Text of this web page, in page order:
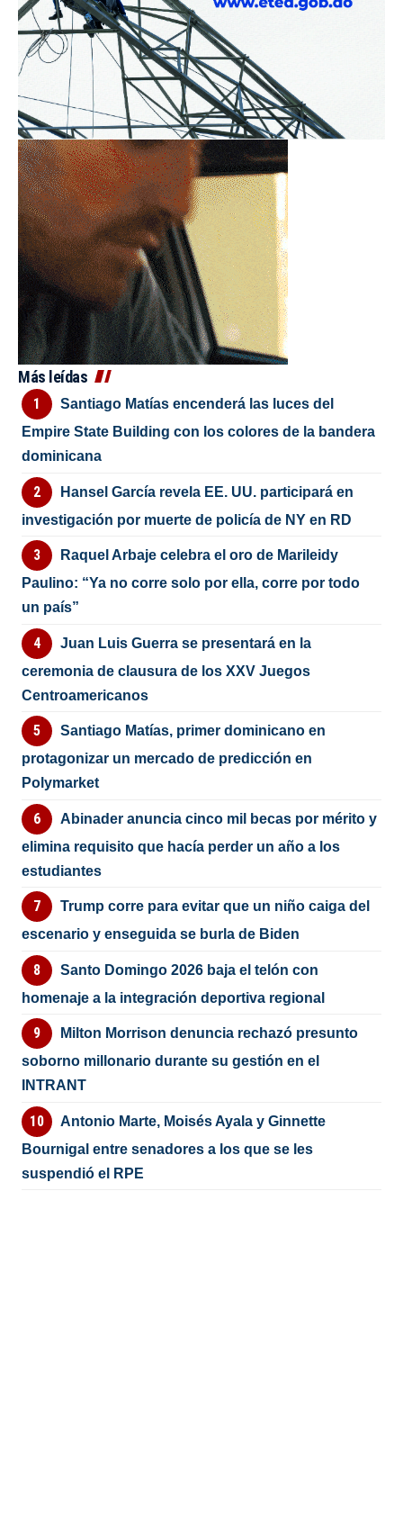
Más leídas
Santiago Matías encenderá las luces del
Empire State Building con los colores de la bandera
dominicana
Hansel García revela EE. UU. participará en
investigación por muerte de policía de NY en RD
Raquel Arbaje celebra el oro de Marileidy
Paulino: “Ya no corre solo por ella, corre por todo
un país”
Juan Luis Guerra se presentará en la
ceremonia de clausura de los XXV Juegos
Centroamericanos
Santiago Matías, primer dominicano en
protagonizar un mercado de predicción en
Polymarket
Abinader anuncia cinco mil becas por mérito y
elimina requisito que hacía perder un año a los
estudiantes
Trump corre para evitar que un niño caiga del
escenario y enseguida se burla de Biden
Santo Domingo 2026 baja el telón con
homenaje a la integración deportiva regional
Milton Morrison denuncia rechazó presunto
soborno millonario durante su gestión en el
INTRANT
Antonio Marte, Moisés Ayala y Ginnette
Bournigal entre senadores a los que se les
suspendió el RPE